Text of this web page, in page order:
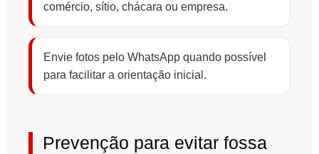
comércio, sítio, chácara ou empresa.
Envie fotos pelo WhatsApp quando possível
para facilitar a orientação inicial.
Prevenção para evitar fossa